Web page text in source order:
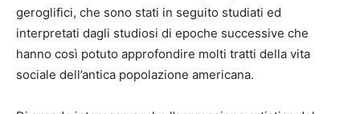
geroglifici, che sono stati in seguito studiati ed
interpretati dagli studiosi di epoche successive che
hanno così potuto approfondire molti tratti della vita
sociale dell’antica popolazione americana.